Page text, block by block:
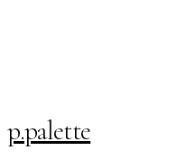
p.palette